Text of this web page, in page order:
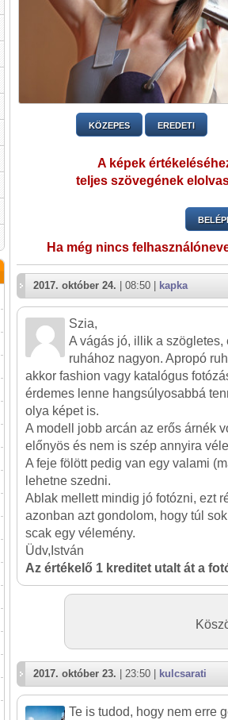
KÖZEPES EREDETI
A képek
teljes szövegének
Ha még nincs
2017. október 24. | 08:50 | kapka
Szia,
A vágás jó, illik a
ruhához nagyon. Apropó
akkor fashion vagy katalógus
érdemes lenne hangsúlyosabbá
olya képet is.
A modell jobb arcán az erős árnék
előnyös és nem is szép annyira
A feje fölött pedig van egy valami
lehetne szedni.
Ablak mellett mindig jó fotózni, ezt
azonban azt gondolom, hogy túl
scak egy vélemény.
Üdv,István
Az értékelő 1 kreditet utalt át a
2017. október 23. | 23:50 | kulcsarati
Te is tudod, hogy nem erre